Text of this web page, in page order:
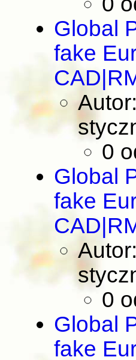
Global
fake
0
Global
fake
0
Global
fake